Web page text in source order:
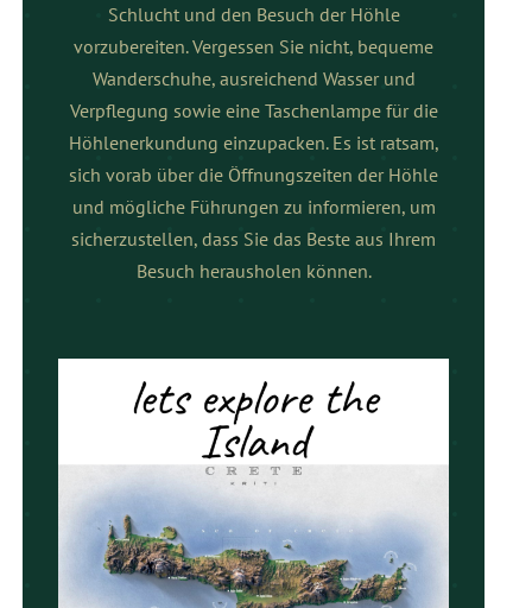
Schlucht und den Besuch der Höhle
vorzubereiten. Vergessen Sie nicht, bequeme
Wanderschuhe, ausreichend Wasser und
Verpflegung sowie eine Taschenlampe für die
Höhlenerkundung einzupacken. Es ist ratsam,
sich vorab über die Öffnungszeiten der Höhle
und mögliche Führungen zu informieren, um
sicherzustellen, dass Sie das Beste aus Ihrem
Besuch herausholen können.